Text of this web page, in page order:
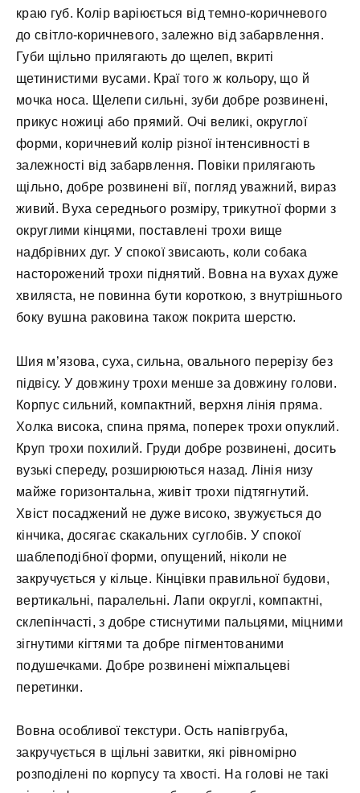
краю губ. Колір варіюється від темно-коричневого
до світло-коричневого, залежно від забарвлення.
Губи щільно прилягають до щелеп, вкриті
щетинистими вусами. Краї того ж кольору, що й
мочка носа. Щелепи сильні, зуби добре розвинені,
прикус ножиці або прямий. Очі великі, округлої
форми, коричневий колір різної інтенсивності в
залежності від забарвлення. Повіки прилягають
щільно, добре розвинені вії, погляд уважний, вираз
живий. Вуха середнього розміру, трикутної форми з
округлими кінцями, поставлені трохи вище
надбрівних дуг. У спокої звисають, коли собака
насторожений трохи піднятий. Вовна на вухах дуже
хвиляста, не повинна бути короткою, з внутрішнього
боку вушна раковина також покрита шерстю.
Шия м’язова, суха, сильна, овального перерізу без
підвісу. У довжину трохи менше за довжину голови.
Корпус сильний, компактний, верхня лінія пряма.
Холка висока, спина пряма, поперек трохи опуклий.
Круп трохи похилий. Груди добре розвинені, досить
вузькі спереду, розширюються назад. Лінія низу
майже горизонтальна, живіт трохи підтягнутий.
Хвіст посаджений не дуже високо, звужується до
кінчика, досягає скакальних суглобів. У спокої
шаблеподібної форми, опущений, ніколи не
закручується у кільце. Кінцівки правильної будови,
вертикальні, паралельні. Лапи округлі, компактні,
склепінчасті, з добре стиснутими пальцями, міцними
зігнутими кігтями та добре пігментованими
подушечками. Добре розвинені міжпальцеві
перетинки.
Вовна особливої текстури. Ость напівгруба,
закручується в щільні завитки, які рівномірно
розподілені по корпусу та хвості. На голові не такі